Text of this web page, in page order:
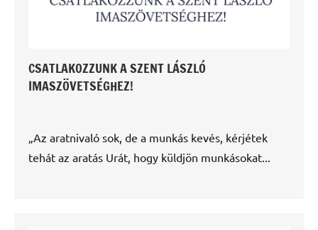
CSATLAKOZZUNK A SZENT LÁSZLÓ
IMASZÖVETSÉGHEZ!
„Az aratnivaló sok, de a munkás kevés, kérjétek
tehát az aratás Urát, hogy küldjön munkásokat...